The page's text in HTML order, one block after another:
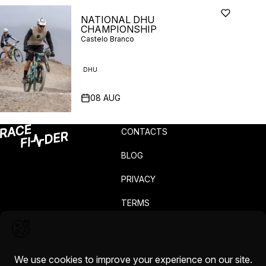
NATIONAL DHU
CHAMPIONSHIP
Castelo Branco
DHU
08 AUG
CONTACTS
BLOG
PRIVACY
TERMS